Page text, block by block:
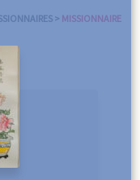
/
> MISSIONNAIRE